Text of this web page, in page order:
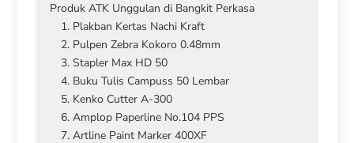
Produk ATK Unggulan di Bangkit Perkasa
1. Plakban Kertas Nachi Kraft
2. Pulpen Zebra Kokoro 0.48mm
3. Stapler Max HD 50
4. Buku Tulis Campuss 50 Lembar
5. Kenko Cutter A-300
6. Amplop Paperline No.104 PPS
7. Artline Paint Marker 400XF